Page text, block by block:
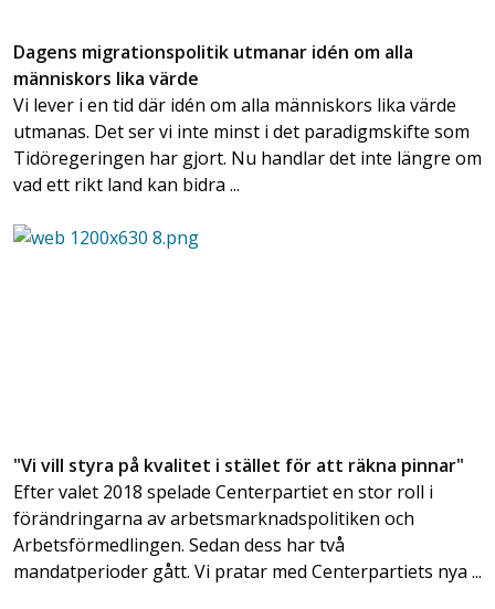
Dagens migrationspolitik utmanar idén om alla
människors lika värde
Vi lever i en tid där idén om alla människors lika värde
utmanas. Det ser vi inte minst i det paradigmskifte som
Tidöregeringen har gjort. Nu handlar det inte längre om
vad ett rikt land kan bidra ...
"Vi vill styra på kvalitet i stället för att räkna pinnar"
Efter valet 2018 spelade Centerpartiet en stor roll i
förändringarna av arbetsmarknadspolitiken och
Arbetsförmedlingen. Sedan dess har två
mandatperioder gått. Vi pratar med Centerpartiets nya ...